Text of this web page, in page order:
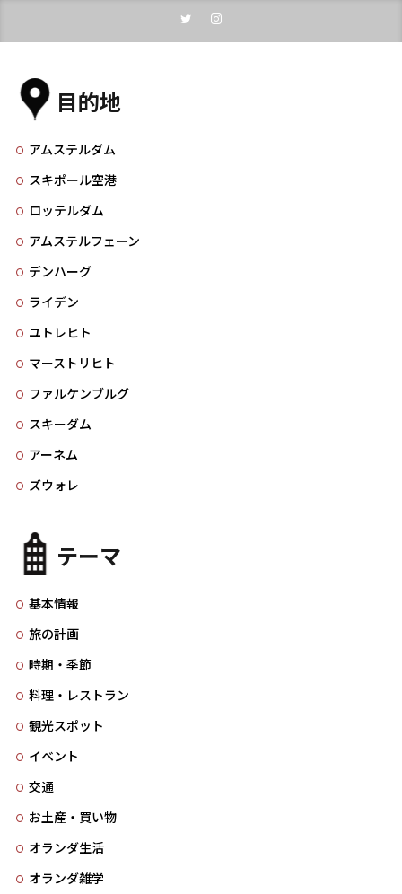
目的地
アムステルダム
スキポール空港
ロッテルダム
アムステルフェーン
デンハーグ
ライデン
ユトレヒト
マーストリヒト
ファルケンブルグ
スキーダム
アーネム
ズウォレ
テーマ
基本情報
旅の計画
時期・季節
料理・レストラン
観光スポット
イベント
交通
お土産・買い物
オランダ生活
オランダ雑学